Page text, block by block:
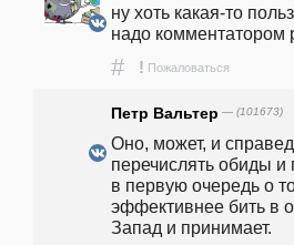
ну хоть какая-то
надо комментатором
# ! Пожаловаться
Петр Вальтер — (101673)
Оно, может, и
перечислять обиды и
в первую очередь о
эффективнее бить в
Запад и принимает.